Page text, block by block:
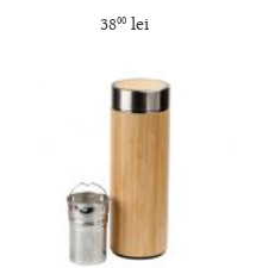
3800lei